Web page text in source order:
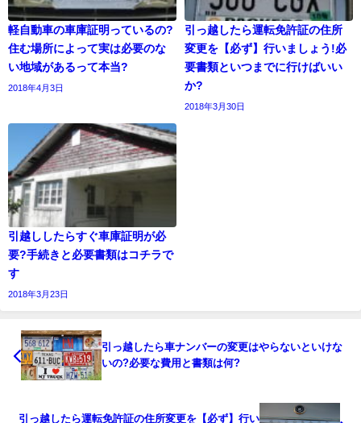
軽自動車の車庫証明っているの?
住む場所によって実は必要のな
い地域があるって本当?
2018年4月3日
引っ越したら運転免許証の住所
変更を【必ず】行いましょう!必
要書類といつまでに行けばいい
か?
2018年3月30日
引越ししたらすぐ車庫証明が必
要?手続きと必要書類はコチラで
す
2018年3月23日
引っ越したら車ナンバーの変更はやらないといけな
いの?必要な費用と書類は何?
引っ越したら運転免許証の住所変更を【必ず】行い